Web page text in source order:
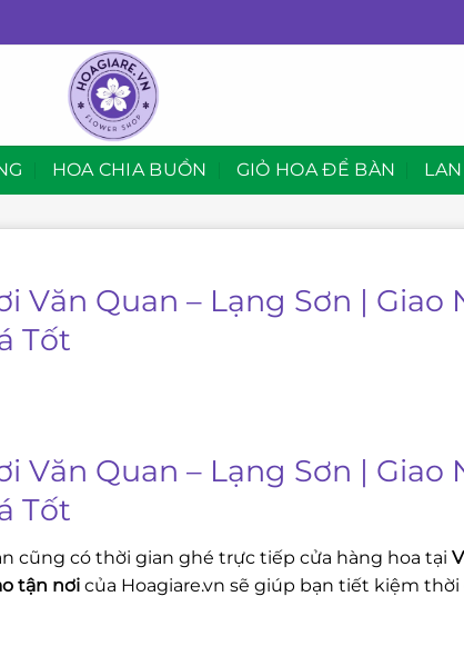
HOA CHIA BUỒN GIỎ HOA ĐỂ BÀN
Văn Quan – Lạng Sơn | Giao
Tốt
Văn Quan – Lạng Sơn | Giao
Tốt
cũng có thời gian ghé trực tiếp cửa hàng hoa tại
tận nơi của Hoagiare.vn sẽ giúp bạn tiết kiệm